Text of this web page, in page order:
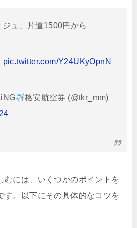
ジュ、片道1500円から
pic.twitter.com/Y24UKyOpnN
格安航空券 (@tkr_mm)
むには、いくつかのポイントを
す。以下にその具体的なコツを